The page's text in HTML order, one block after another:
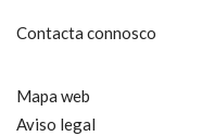
Contacta connosco
Mapa web
Aviso legal